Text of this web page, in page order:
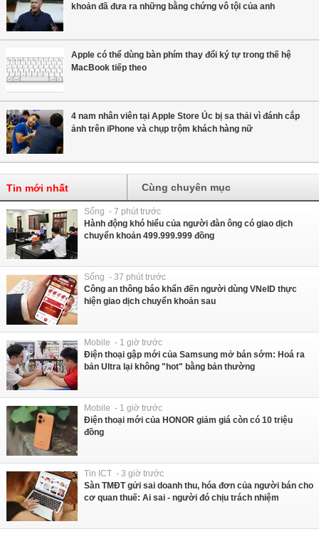
khoản đã đưa ra những bằng chứng vô tội của anh
Apple có thể dùng bàn phím thay đổi ký tự trong thế hệ
MacBook tiếp theo
4 nam nhân viên tại Apple Store Úc bị sa thải vì đánh cắp
ảnh trên iPhone và chụp trộm khách hàng nữ
Tin mới nhất Cùng chuyên mục
Sống - 7 phút trước
Hành động khó hiểu của người đàn ông có giao dịch
chuyển khoản 499.999.999 đồng
Sống - 37 phút trước
Công an thông báo khẩn đến người dùng VNeID thực
hiện giao dịch chuyển khoản sau
Mobile - 1 giờ trước
Điện thoại gập mới của Samsung mở bán sớm: Hoá ra
bản Ultra lại không "hot" bằng bản thường
Mobile - 1 giờ trước
Điện thoại mới của HONOR giảm giá còn có 10 triệu
đồng
Tin ICT - 3 giờ trước
Sàn TMĐT gửi sai doanh thu, hóa đơn của người bán cho
cơ quan thuế: Ai sai - người đó chịu trách nhiệm